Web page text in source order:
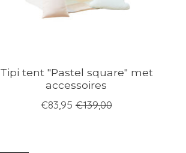
Tipi tent "Pastel square" met
accessoires
€83,95 €139,00